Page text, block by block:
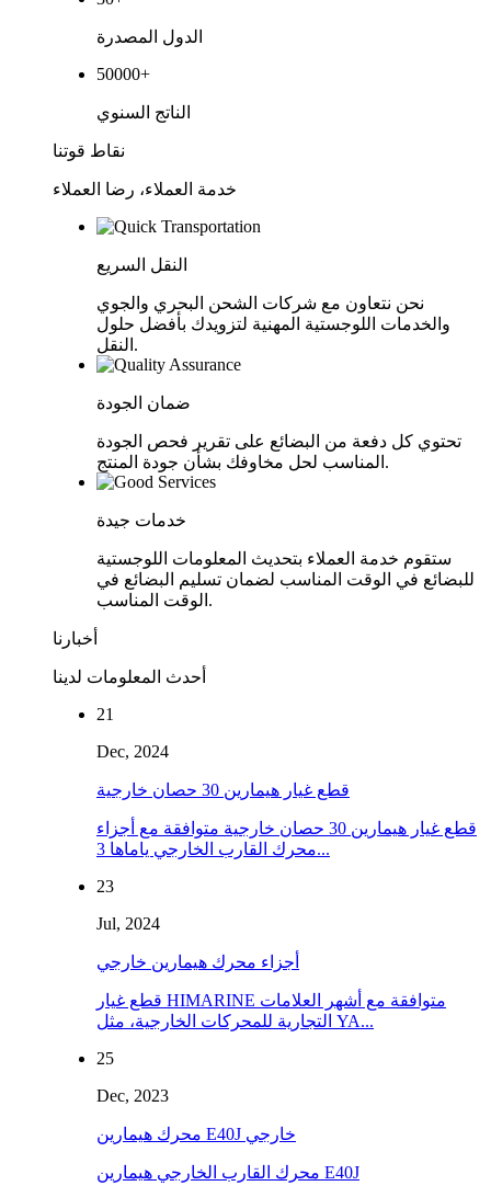
الدول المصدرة
50000+
الناتج السنوي
نقاط قوتنا
خدمة العملاء، رضا العملاء
النقل السريع
نحن نتعاون مع شركات الشحن البحري والجوي
والخدمات اللوجستية المهنية لتزويدك بأفضل حلول
النقل.
ضمان الجودة
تحتوي كل دفعة من البضائع على تقرير فحص الجودة
المناسب لحل مخاوفك بشأن جودة المنتج.
خدمات جيدة
ستقوم خدمة العملاء بتحديث المعلومات اللوجستية
للبضائع في الوقت المناسب لضمان تسليم البضائع في
الوقت المناسب.
أخبارنا
أحدث المعلومات لدينا
21
Dec, 2024
قطع غيار هيمارين 30 حصان خارجية
قطع غيار هيمارين 30 حصان خارجية متوافقة مع أجزاء
محرك القارب الخارجي ياماها 3...
23
Jul, 2024
أجزاء محرك هيمارين خارجي
قطع غيار HIMARINE متوافقة مع أشهر العلامات
التجارية للمحركات الخارجية، مثل YA...
25
Dec, 2023
محرك هيمارين E40J خارجي
محرك القارب الخارجي هيمارين E40J